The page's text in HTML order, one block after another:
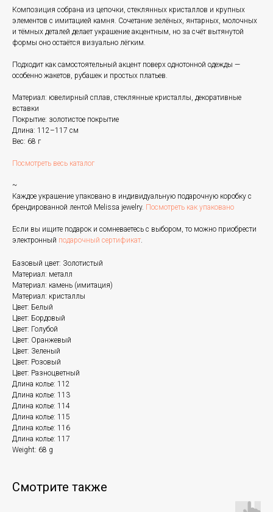
Композиция собрана из цепочки, стеклянных кристаллов и крупных
элементов с имитацией камня. Сочетание зелёных, янтарных, молочных
и тёмных деталей делает украшение акцентным, но за счёт вытянутой
формы оно остаётся визуально лёгким.
Подходит как самостоятельный акцент поверх однотонной одежды —
особенно жакетов, рубашек и простых платьев.
Материал: ювелирный сплав, стеклянные кристаллы, декоративные
вставки
Покрытие: золотистое покрытие
Длина: 112–117 см
Вес: 68 г
Посмотреть весь каталог
~
Каждое украшение упаковано в индивидуальную подарочную коробку с
брендированной лентой Melissa jewelry. Посмотреть как упаковано
Если вы ищите подарок и сомневаетесь с выбором, то можно приобрести
электронный подарочный сертификат.
Базовый цвет: Золотистый
Материал: металл
Материал: камень (имитация)
Материал: кристаллы
Цвет: Белый
Цвет: Бордовый
Цвет: Голубой
Цвет: Оранжевый
Цвет: Зеленый
Цвет: Розовый
Цвет: Разноцветный
Длина колье: 112
Длина колье: 113
Длина колье: 114
Длина колье: 115
Длина колье: 116
Длина колье: 117
Weight: 68 g
Смотрите также